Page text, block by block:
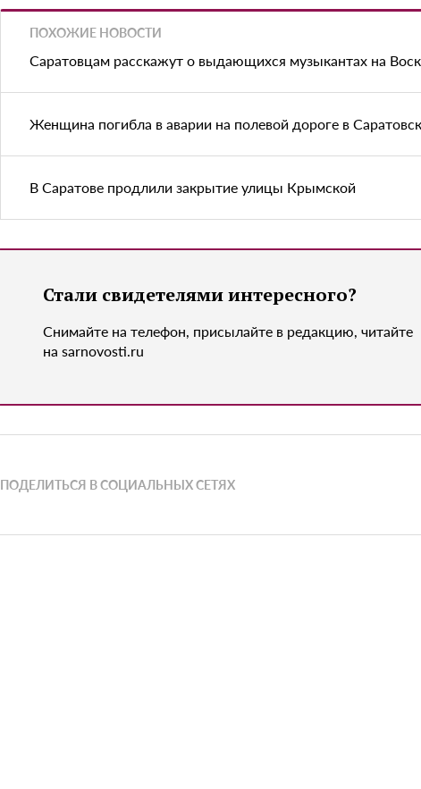
ПОХОЖИЕ НОВОСТИ
Саратовцам расскажут о выдающихся музыкантах на
Женщина погибла в аварии на полевой дороге в
В Саратове продлили закрытие улицы Крымской
Стали свидетелями интересного?
Снимайте на телефон, присылайте в редакцию, читайте
на sarnovosti.ru
ПОДЕЛИТЬСЯ В СОЦИАЛЬНЫХ СЕТЯХ